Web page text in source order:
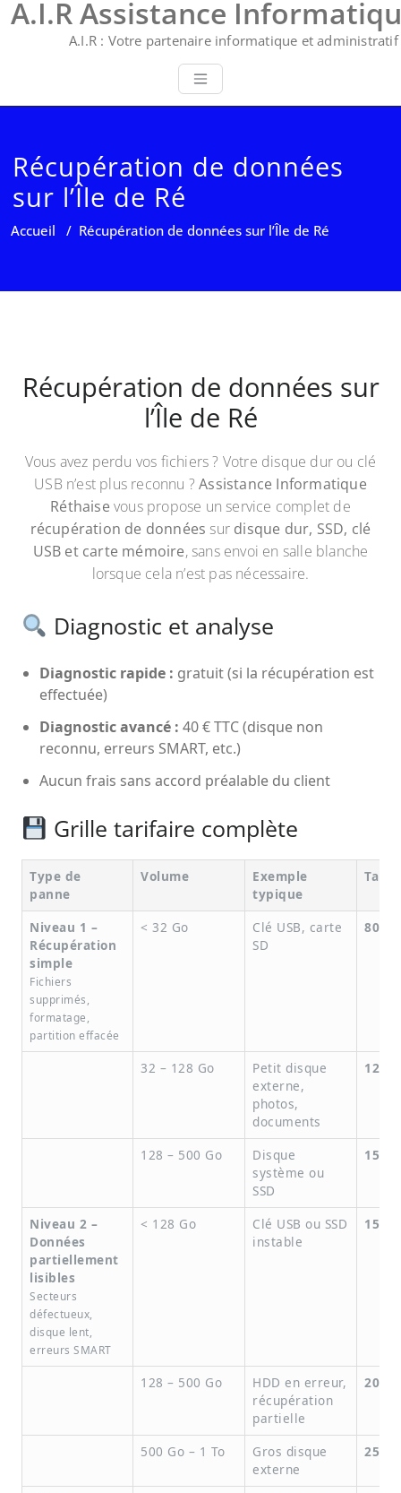
A.I.R Assistance
A.I.R : Votre partenaire informatique et administratif
Récupération de données
sur l’Île de Ré
Accueil / Récupération de données sur l’Île de Ré
Récupération de données sur
l’Île de Ré
Vous avez perdu vos fichiers ? Votre disque dur ou clé
USB n’est plus reconnu ?Assistance Informatique
Réthaise vous propose un service complet de
récupération de données sur disque dur, SSD, clé
USB et carte mémoire, sans envoi en salle blanche
lorsque cela n’est pas nécessaire.
Diagnostic et analyse
Diagnostic rapide : gratuit (si la récupération est
effectuée)
Diagnostic avancé : 40 € TTC (disque non
reconnu, erreurs SMART, etc.)
Aucun frais sans accord préalable du client
Grille tarifaire complète
Type de
panne
Volume
Exemple
typique
Tarif
Niveau 1 –
Récupération
simple
Fichiers
supprimés,
formatage,
partition effacée
< 32 Go
Clé USB, carte
SD
80 €
32 – 128 Go
Petit disque
externe,
photos,
documents
120 €
128 – 500 Go
Disque
système ou
SSD
150 €
Niveau 2 –
Données
partiellement
lisibles
Secteurs
défectueux,
disque lent,
erreurs SMART
< 128 Go
Clé USB ou SSD
instable
150 €
128 – 500 Go
HDD en erreur,
récupération
partielle
200 €
500 Go – 1 To
Gros disque
externe
250 €